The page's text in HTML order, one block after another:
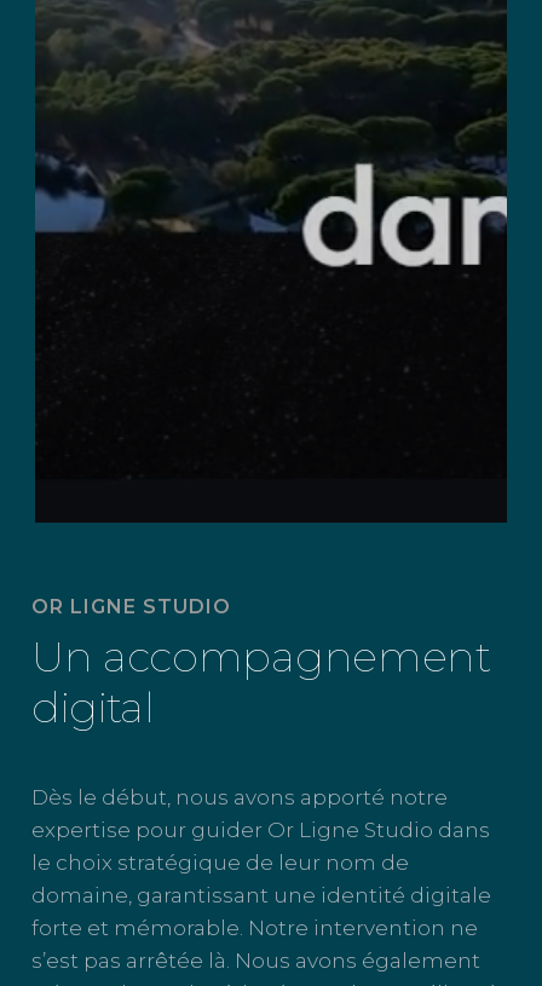
OR LIGNE STUDIO
Un accompagnement
digital
Dès le début, nous avons apporté notre
expertise pour guider Or Ligne Studio dans
le choix stratégique de leur nom de
domaine, garantissant une identité digitale
forte et mémorable. Notre intervention ne
s’est pas arrêtée là. Nous avons également